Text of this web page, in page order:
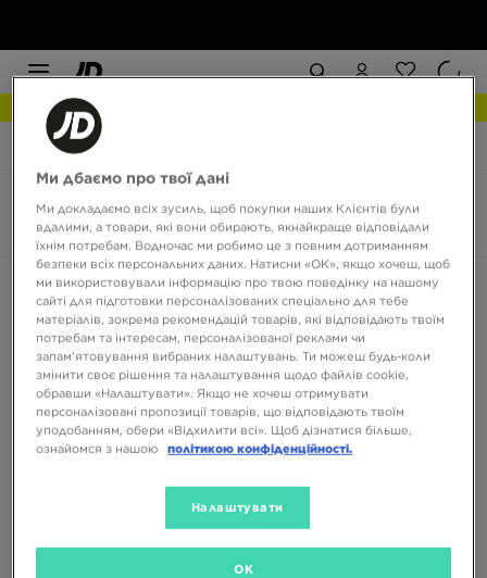
JD Sports adidas Hyperboost
adidas Hyperboost
4 товари
Сортувати:Рекомендовані Фільтрувати
-10% З КОДОМ NOVY10 -10% З КОДОМ NOVY10
Ми дбаємо про твої дані
Ми докладаємо всіх зусиль, щоб покупки наших Клієнтів були
вдалими, а товари, які вони обирають, якнайкраще відповідали
їхнім потребам. Водночас ми робимо це з повним дотриманням
безпеки всіх персональних даних. Натисни «OK», якщо хочеш, щоб
ми використовували інформацію про твою поведінку на нашому
сайті для підготовки персоналізованих спеціально для тебе
матеріалів, зокрема рекомендацій товарів, які відповідають твоїм
потребам та інтересам, персоналізованої реклами чи
запам’ятовування вибраних налаштувань. Ти можеш будь-коли
змінити своє рішення та налаштування щодо файлів cookie,
обравши «Налаштувати». Якщо не хочеш отримувати
персоналізовані пропозиції товарів, що відповідають твоїм
уподобанням, обери «Відхилити всі». Щоб дізнатися більше,
ознайомся з нашою
політикою конфіденційності.
Налаштувати
OK